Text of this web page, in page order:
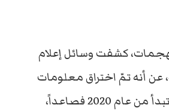
كشفت وسائل إعلام
عن أنه تمّ اختراق معلومات
لأرشيف “إسرائيل” تبدأ من عام 2020 فصاعداً،